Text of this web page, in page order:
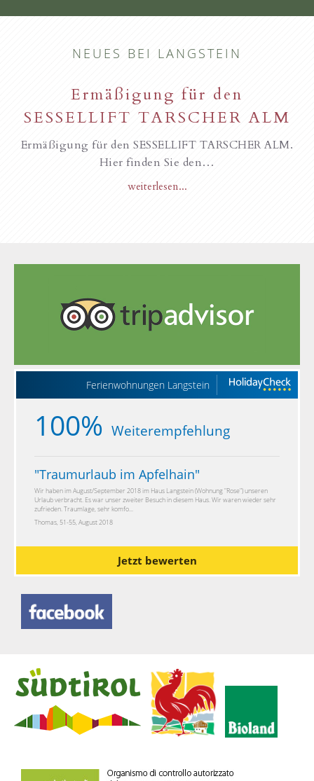
NEUES BEI LANGSTEIN
Ermäßigung für den
SESSELLIFT TARSCHER ALM
Ermäßigung für den SESSELLIFT TARSCHER ALM.
Hier finden Sie den…
weiterlesen...
Ferienwohnungen Langstein
100% Weiterempfehlung
"Traumurlaub im Apfelhain"
Wir haben im August/September 2018 im Haus Langstein (Wohnung "Rose") unseren
Urlaub verbracht. Es war unser zweiter Besuch in diesem Haus. Wir waren wieder sehr
zufrieden. Traumlage, sehr komfo...
Thomas, 51-55, August 2018
Jetzt bewerten